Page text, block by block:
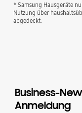
* Samsung Hausgeräte
Nutzung über
abgedeckt.
Business-
Anmeldung